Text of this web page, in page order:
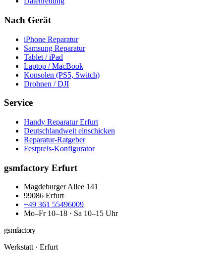
Nach Gerät
iPhone Reparatur
Samsung Reparatur
Tablet / iPad
Laptop / MacBook
Konsolen (PS5, Switch)
Drohnen / DJI
Service
Handy Reparatur Erfurt
Deutschlandweit einschicken
Reparatur-Ratgeber
Festpreis-Konfigurator
gsmfactory Erfurt
Magdeburger Allee 141
99086 Erfurt
+49 361 55496009
Mo–Fr 10–18 · Sa 10–15 Uhr
gsmfactory
Werkstatt· Erfurt